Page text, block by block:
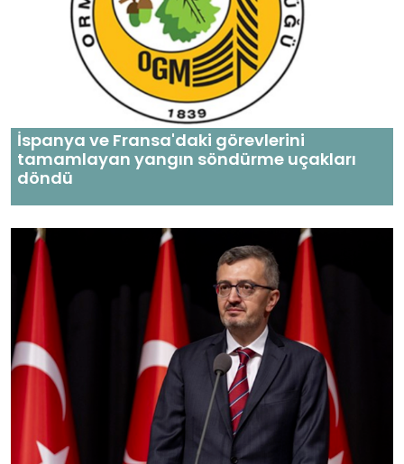
İspanya ve Fransa'daki görevlerini
tamamlayan yangın söndürme uçakları
döndü